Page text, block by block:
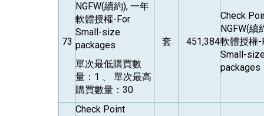
73
NGFW(續約), 一年
軟體授權-For
Small-size
packages
單次最低購買數
量：1 、 單次最高
購買數量：30
套 451,384
Check
NGFW(續
軟體授權-
Small-
packages
Check Point